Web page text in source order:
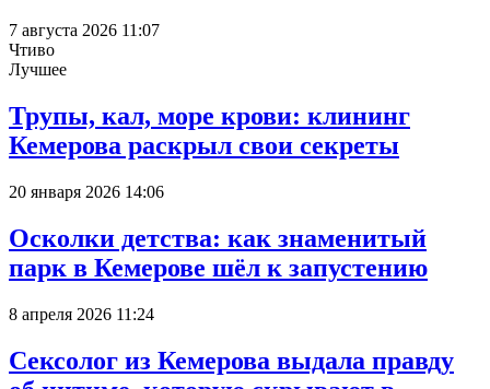
7 августа 2026 11:07
Чтиво
Лучшее
Трупы, кал, море крови: клининг
Кемерова раскрыл свои секреты
20 января 2026 14:06
Осколки детства: как знаменитый
парк в Кемерове шёл к запустению
8 апреля 2026 11:24
Сексолог из Кемерова выдала правду